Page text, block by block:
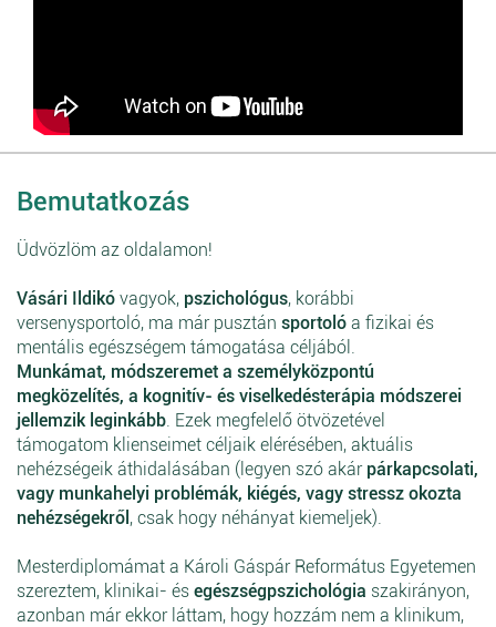
Bemutatkozás
Üdvözlöm az oldalamon!
Vásári Ildikó vagyok, pszichológus, korábbi
versenysportoló, ma már pusztán sportoló a fizikai és
mentális egészségem támogatása céljából.
Munkámat, módszeremet a személyközpontú
megközelítés, a kognitív- és viselkedésterápia módszerei
jellemzik leginkább . Ezek megfelelő ötvözetével
támogatom klienseimet céljaik elérésében, aktuális
nehézségeik áthidalásában (legyen szó akár párkapcsolati,
vagy munkahelyi problémák, kiégés, vagy stressz okozta
nehézségekről , csak hogy néhányat kiemeljek).
Mesterdiplomámat a Károli Gáspár Református Egyetemen
szereztem, klinikai- és egészségpszichológia szakirányon,
azonban már ekkor láttam, hogy hozzám nem a klinikum,